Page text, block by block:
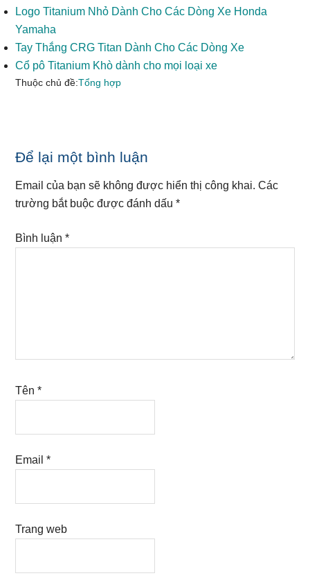
Logo Titanium Nhỏ Dành Cho Các Dòng Xe Honda
Yamaha
Tay Thắng CRG Titan Dành Cho Các Dòng Xe
Cổ pô Titanium Khò dành cho mọi loại xe
Thuộc chủ đề:Tổng hợp
Reader
Interactions
Để lại một bình luận
Email của bạn sẽ không được hiển thị công khai. Các
trường bắt buộc được đánh dấu*
Bình luận*
Tên*
Email*
Trang web